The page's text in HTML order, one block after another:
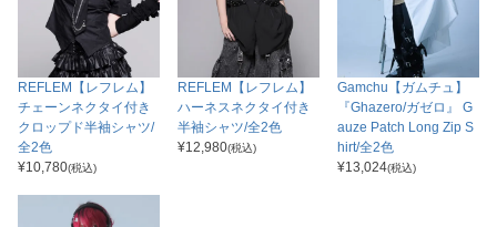
REFLEM【レフレム】
チェーンネクタイ付き
クロップド半袖シャツ/
全2色
¥10,780(税込)
REFLEM【レフレム】
ハーネスネクタイ付き
半袖シャツ/全2色
¥12,980(税込)
Gamchu【ガムチュ】
『Ghazero/ガゼロ』 G
auze Patch Long Zip S
hirt/全2色
¥13,024(税込)